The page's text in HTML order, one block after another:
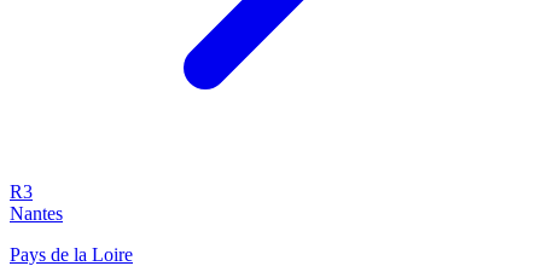
R3
Nantes
Pays de la Loire